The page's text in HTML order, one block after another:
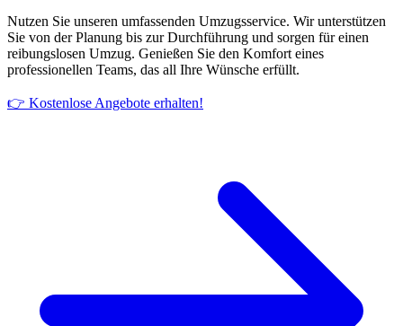
Nutzen Sie unseren umfassenden Umzugsservice. Wir unterstützen
Sie von der Planung bis zur Durchführung und sorgen für einen
reibungslosen Umzug. Genießen Sie den Komfort eines
professionellen Teams, das all Ihre Wünsche erfüllt.
👉 Kostenlose Angebote erhalten!